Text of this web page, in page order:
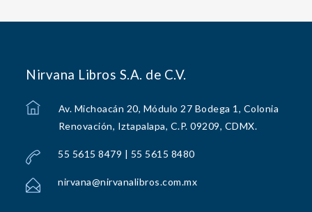
Nirvana Libros S.A. de C.V.
Av. Michoacán 20, Módulo 27 Bodega 1, Colonia
Renovación, Iztapalapa, C.P. 09209, CDMX.
55 5615 8479 | 55 5615 8480
nirvana@nirvanalibros.com.mx